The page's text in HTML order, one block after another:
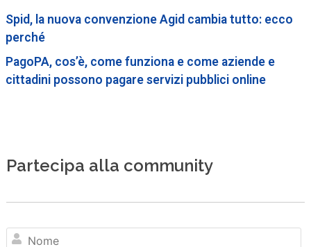
Spid, la nuova convenzione Agid cambia tutto: ecco
perché
PagoPA, cos’è, come funziona e come aziende e
cittadini possono pagare servizi pubblici online
Partecipa alla community